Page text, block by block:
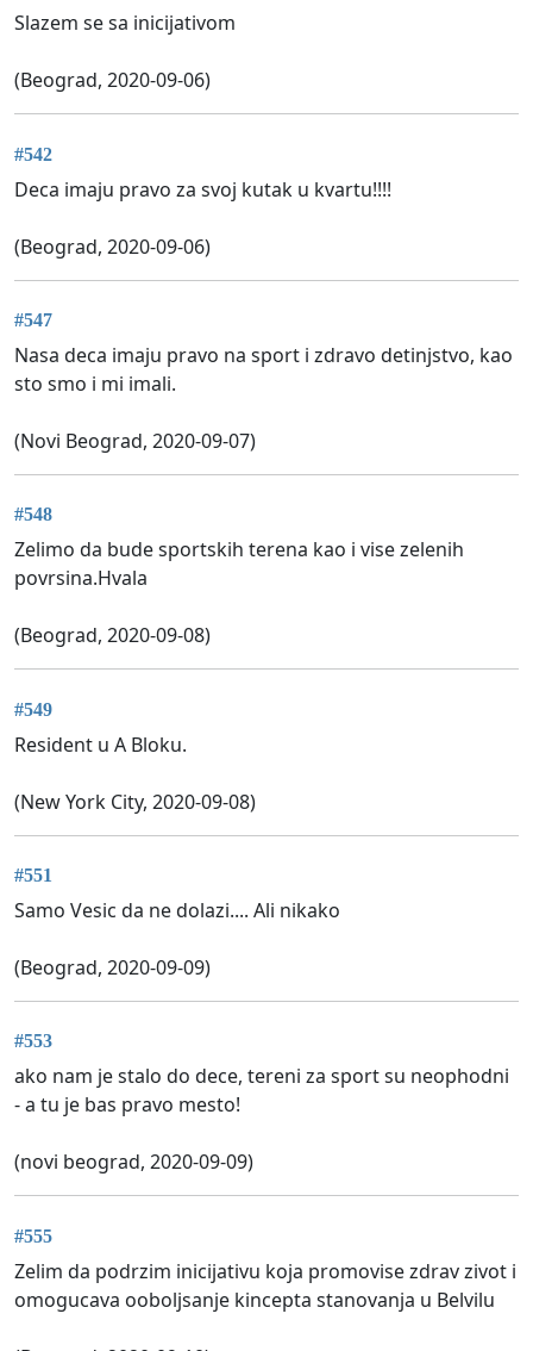
Slazem se sa inicijativom
(Beograd, 2020-09-06)
#542
Deca imaju pravo za svoj kutak u kvartu!!!!
(Beograd, 2020-09-06)
#547
Nasa deca imaju pravo na sport i zdravo detinjstvo, kao
sto smo i mi imali.
(Novi Beograd, 2020-09-07)
#548
Zelimo da bude sportskih terena kao i vise zelenih
povrsina.Hvala
(Beograd, 2020-09-08)
#549
Resident u A Bloku.
(New York City, 2020-09-08)
#551
Samo Vesic da ne dolazi.... Ali nikako
(Beograd, 2020-09-09)
#553
ako nam je stalo do dece, tereni za sport su neophodni
- a tu je bas pravo mesto!
(novi beograd, 2020-09-09)
#555
Zelim da podrzim inicijativu koja promovise zdrav zivot i
omogucava ooboljsanje kincepta stanovanja u Belvilu